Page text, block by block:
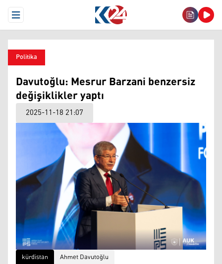
Open Menu
Politika
Davutoğlu: Mesrur ​​Barzani benzersiz
değişiklikler yaptı
2025-11-18 21:07
kürdistan Ahmet Davutoğlu